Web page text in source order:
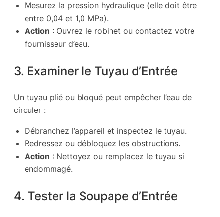
Mesurez la pression hydraulique (elle doit être
entre 0,04 et 1,0 MPa).
Action : Ouvrez le robinet ou contactez votre
fournisseur d’eau.
3. Examiner le Tuyau d’Entrée
Un tuyau plié ou bloqué peut empêcher l’eau de
circuler :
Débranchez l’appareil et inspectez le tuyau.
Redressez ou débloquez les obstructions.
Action : Nettoyez ou remplacez le tuyau si
endommagé.
4. Tester la Soupape d’Entrée